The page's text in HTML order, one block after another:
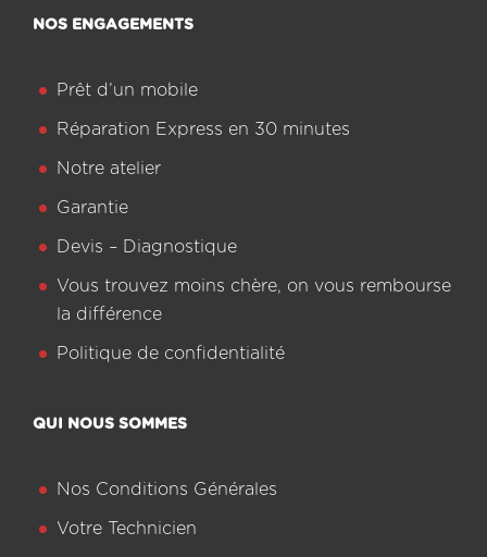
NOS ENGAGEMENTS
Prêt d’un mobile
Réparation Express en 30 minutes
Notre atelier
Garantie
Devis – Diagnostique
Vous trouvez moins chère, on vous rembourse
la différence
Politique de confidentialité
QUI NOUS SOMMES
Nos Conditions Générales
Votre Technicien